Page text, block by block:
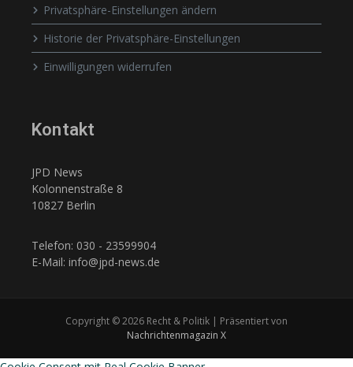
Privatsphäre-Einstellungen ändern
Historie der Privatsphäre-Einstellungen
Einwilligungen widerrufen
Kontakt
JPD News
Kolonnenstraße 8
10827 Berlin
Telefon: 030 - 23599904
E-Mail: info@jpd-news.de
Copyright © 2026 Recht & Politik | Präsentiert von
Nachrichtenmagazin X